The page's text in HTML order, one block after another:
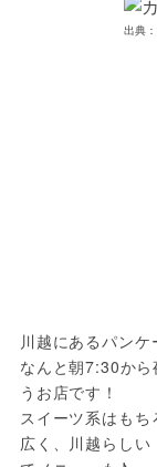
出典
川越にあるパンケ
なんと朝7:30か
うお店です！
スイーツ系はも
広く、川越らし